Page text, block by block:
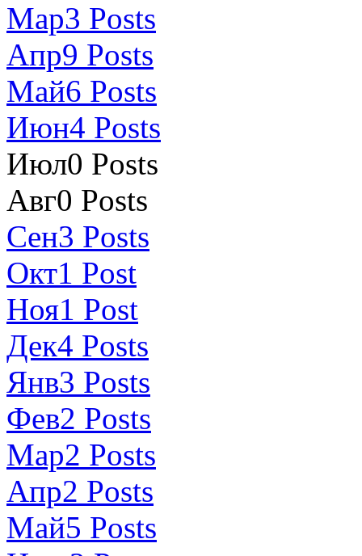
Мар3 Posts
Апр9 Posts
Май6 Posts
Июн4 Posts
Июл0 Posts
Авг0 Posts
Сен3 Posts
Окт1 Post
Ноя1 Post
Дек4 Posts
Янв3 Posts
Фев2 Posts
Мар2 Posts
Апр2 Posts
Май5 Posts